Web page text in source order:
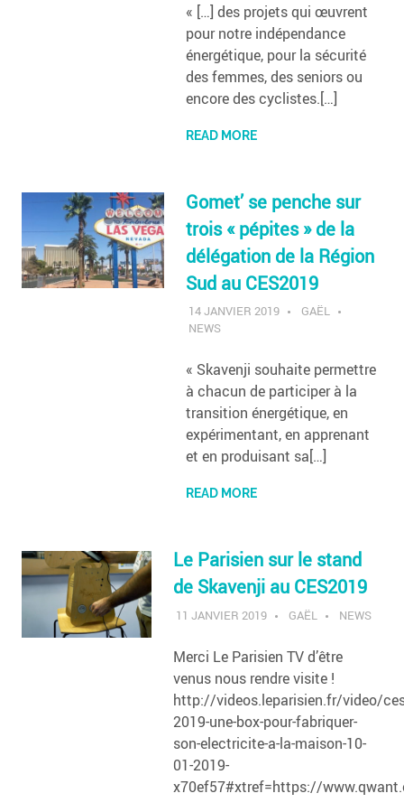
« […] des projets qui œuvrent
pour notre indépendance
énergétique, pour la sécurité
des femmes, des seniors ou
encore des cyclistes.[…]
READ MORE
Gomet’ se penche sur
trois « pépites » de la
délégation de la Région
Sud au CES2019
14 JANVIER 2019
GAËL
NEWS
« Skavenji souhaite permettre
à chacun de participer à la
transition énergétique, en
expérimentant, en apprenant
et en produisant sa[…]
READ MORE
Le Parisien sur le stand
de Skavenji au CES2019
11 JANVIER 2019 GAËL NEWS
Merci Le Parisien TV d’être
venus nous rendre visite !
http://videos.leparisien.fr/video/
2019-une-box-pour-fabriquer-
son-electricite-a-la-maison-10-
01-2019-
x70ef57#xtref=https://